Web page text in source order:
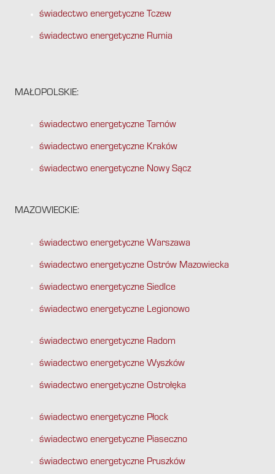
świadectwo energetyczne Tczew
świadectwo energetyczne Rumia
MAŁOPOLSKIE:
świadectwo energetyczne Tarnów
świadectwo energetyczne Kraków
świadectwo energetyczne Nowy Sącz
MAZOWIECKIE:
świadectwo energetyczne Warszawa
świadectwo energetyczne Ostrów Mazowiecka
świadectwo energetyczne Siedlce
świadectwo energetyczne Legionowo
świadectwo energetyczne Radom
świadectwo energetyczne Wyszków
świadectwo energetyczne Ostrołęka
świadectwo energetyczne Płock
świadectwo energetyczne Piaseczno
świadectwo energetyczne Pruszków